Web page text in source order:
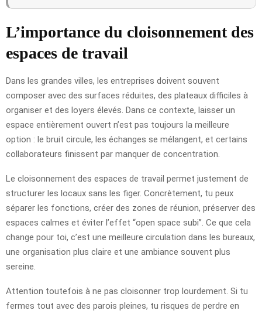
L’importance du cloisonnement des
espaces de travail
Dans les grandes villes, les entreprises doivent souvent
composer avec des surfaces réduites, des plateaux difficiles à
organiser et des loyers élevés. Dans ce contexte, laisser un
espace entièrement ouvert n’est pas toujours la meilleure
option : le bruit circule, les échanges se mélangent, et certains
collaborateurs finissent par manquer de concentration.
Le cloisonnement des espaces de travail permet justement de
structurer les locaux sans les figer. Concrètement, tu peux
séparer les fonctions, créer des zones de réunion, préserver des
espaces calmes et éviter l’effet “open space subi”. Ce que cela
change pour toi, c’est une meilleure circulation dans les bureaux,
une organisation plus claire et une ambiance souvent plus
sereine.
Attention toutefois à ne pas cloisonner trop lourdement. Si tu
fermes tout avec des parois pleines, tu risques de perdre en